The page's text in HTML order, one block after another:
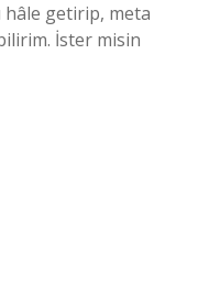
hâle getirip, meta
İster misin